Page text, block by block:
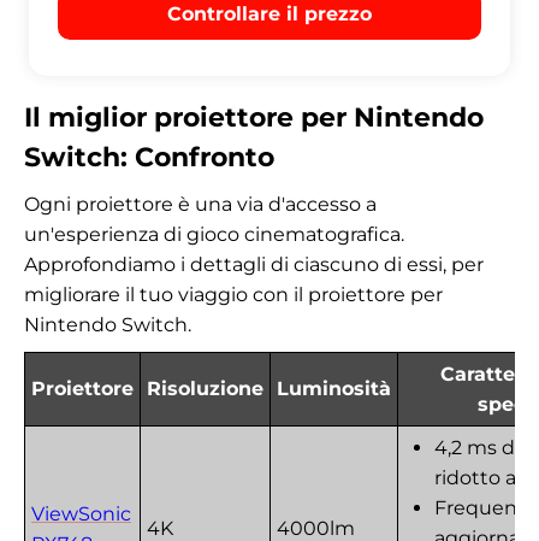
Controllare il prezzo
Il miglior proiettore per Nintendo
Switch: Confronto
Ogni proiettore è una via d'accesso a
un'esperienza di gioco cinematografica.
Approfondiamo i dettagli di ciascuno di essi, per
migliorare il tuo viaggio con il proiettore per
Nintendo Switch.
Proiettore Risoluzione Luminosità
ViewSonic
4K 4000lm
4,2 ms di
ridotto a